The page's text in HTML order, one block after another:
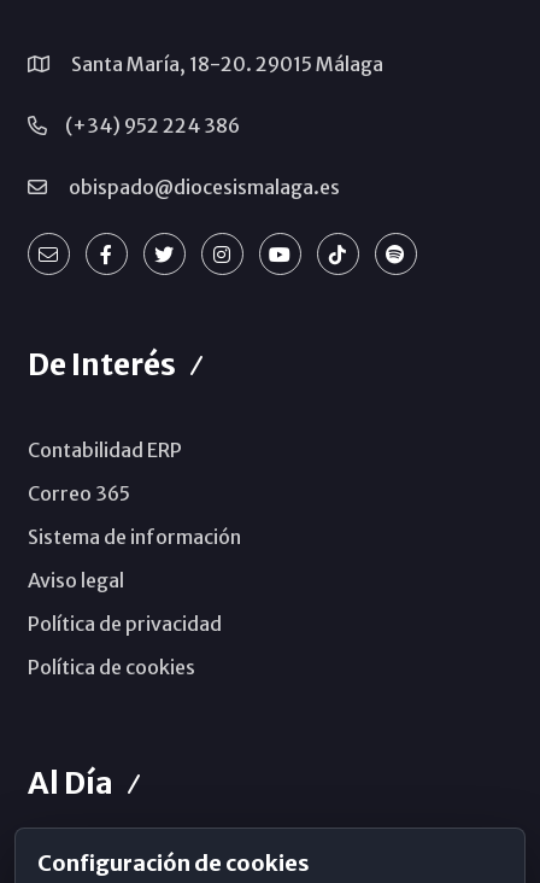
Santa María, 18-20. 29015 Málaga
(+34) 952 224 386
obispado@diocesismalaga.es
De Interés
Contabilidad ERP
Correo 365
Sistema de información
Aviso legal
Política de privacidad
Política de cookies
Al Día
Horarios de Misa
Configuración de cookies